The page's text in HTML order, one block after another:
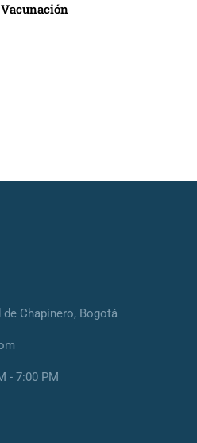
Chapinero, Bogotá
- 7:00 PM